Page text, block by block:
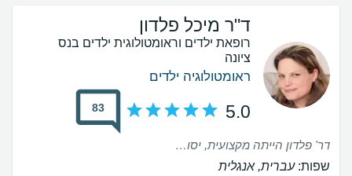
ד"ר מיכל פלדון
רופאת ילדים וראומטולוגית ילדים בנס
ציונה
ראומטולוגיה ילדים
5.0
83
דר' פלדון הייתה מקצועית, יסודית ונעימה. היא עיבדה את כל המידע שניתן לנו עד כה ועזרה לנו להבין מהי הבעיה ומהם שלבי הטיפול. יצאנו נינוחים ורגועים. אמליץ בחום.
שפות:עברית, אנגלית